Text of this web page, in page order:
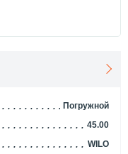
Погружной
45.00
WILO